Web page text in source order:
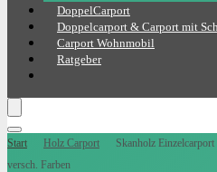
DoppelCarport
Doppelcarport & Carport mit
Carport Wohnmobil
Ratgeber
Start Holz Carport
Skanholz
versch. Farben